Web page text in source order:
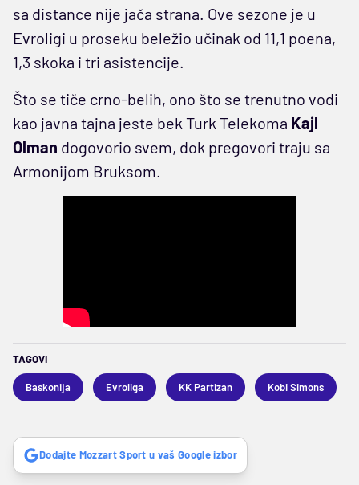
sa distance nije jača strana. Ove sezone je u
Evroligi u proseku beležio učinak od 11,1 poena,
1,3 skoka i tri asistencije.
Što se tiče crno-belih, ono što se trenutno vodi
kao javna tajna jeste bek Turk Telekoma Kajl
Olman dogovorio svem, dok pregovori traju sa
Armonijom Bruksom.
TAGOVI
Baskonija Evroliga KK Partizan Kobi Simons
Dodajte Mozzart Sport u vaš Google izbor